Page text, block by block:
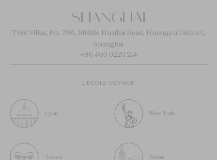
SHANGHAI
Twin Villas, No. 796, Middle Huaihai Road, Huangpu District,
Shanghai
+86 400 0220 214
L’ÉCOLE VOYAGE
Lyon New York
Tokyo Séoul